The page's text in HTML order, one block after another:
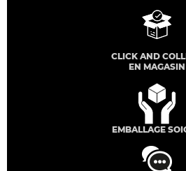
CLICK AND
EN MAGASIN
EMBALLAGE